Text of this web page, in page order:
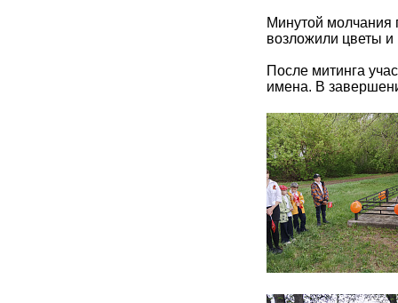
Минутой молчания
возложили цветы
После митинга
имена. В